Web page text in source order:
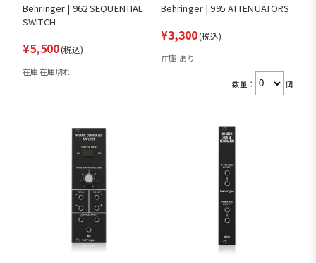
Behringer | 962 SEQUENTIAL
SWITCH
¥5,500(税込)
在庫 在庫切れ
Behringer | 995 ATTENUATORS
¥3,300(税込)
在庫 あり
数量： 個